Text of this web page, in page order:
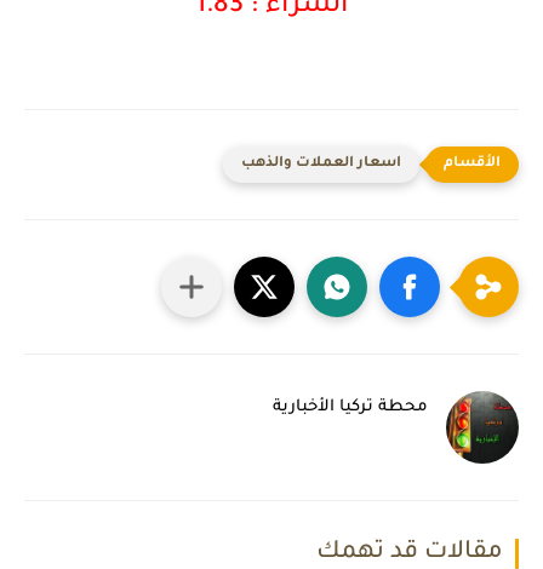
الشراء : 1.83
اسعار العملات والذهب
محطة تركيا الأخبارية
مقالات قد تهمك